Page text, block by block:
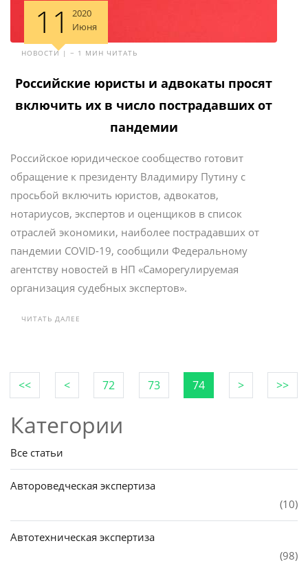
11
2020
Июня
НОВОСТИ | ~ 1 МИН ЧИТАТЬ
Российские юристы и адвокаты просят
включить их в число пострадавших от
пандемии
Российское юридическое сообщество готовит
обращение к президенту Владимиру Путину с
просьбой включить юристов, адвокатов,
нотариусов, экспертов и оценщиков в список
отраслей экономики, наиболее пострадавших от
пандемии COVID-19, сообщили Федеральному
агентству новостей в НП «Саморегулируемая
организация судебных экспертов».
ЧИТАТЬ ДАЛЕЕ
<< < 72 73 74 > >>
Категории
Все статьи
Автороведческая экспертиза
(10)
Автотехническая экспертиза
(98)